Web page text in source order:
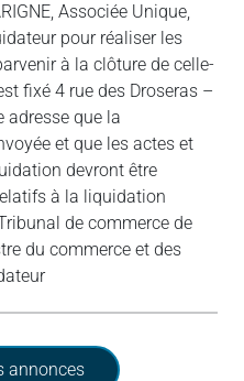
Associée Unique,
pour réaliser les
à la clôture de celle-
fixé 4 rue des Droseras –
adresse que la
et que les actes et
devront être
à la liquidation
de commerce de
du commerce et des
annonces